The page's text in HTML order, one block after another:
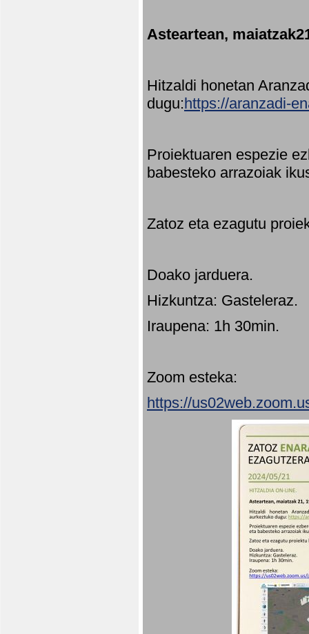
Asteartean,
Hitzaldi honetan
dugu:https://aranzadi-
Proiektuaren espezie
babesteko arrazoiak
Zatoz eta ezagutu
Doako jarduera.
Hizkuntza: Gasteleraz.
Iraupena: 1h 30min.
Zoom esteka:
https://